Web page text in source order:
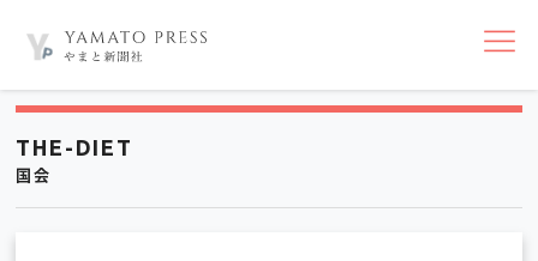
nav
THE-DIET
国会